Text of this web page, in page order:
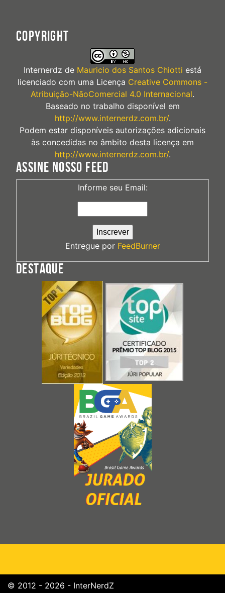
COPYRIGHT
Internerdz de Mauricio dos Santos Chiotti está
licenciado com uma Licença Creative Commons -
Atribuição-NãoComercial 4.0 Internacional.
Baseado no trabalho disponível em
http://www.internerdz.com.br/.
Podem estar disponíveis autorizações adicionais
às concedidas no âmbito desta licença em
http://www.internerdz.com.br/.
ASSINE NOSSO FEED
Informe seu Email:
Entregue por FeedBurner
DESTAQUE
© 2012 - 2026 - InterNerdZ